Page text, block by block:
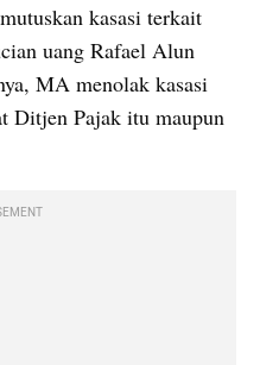
kasasi terkait
uang Rafael Alun
MA menolak kasasi
Ditjen Pajak itu maupun